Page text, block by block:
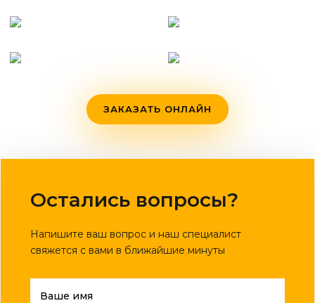
ЗАКАЗАТЬ ОНЛАЙН
Остались вопросы?
Напишите ваш вопрос и наш специалист
свяжется с вами в ближайшие минуты
Ваше имя